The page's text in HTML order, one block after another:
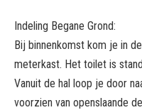
Indeling Begane Grond:
Bij binnenkomst kom je in
meterkast. Het toilet is
Vanuit de hal loop je door
voorzien van openslaande